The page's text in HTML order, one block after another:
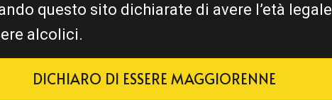
questo sito dichiarate di avere l’età legale
alcolici.
DICHIARO DI ESSERE MAGGIORENNE